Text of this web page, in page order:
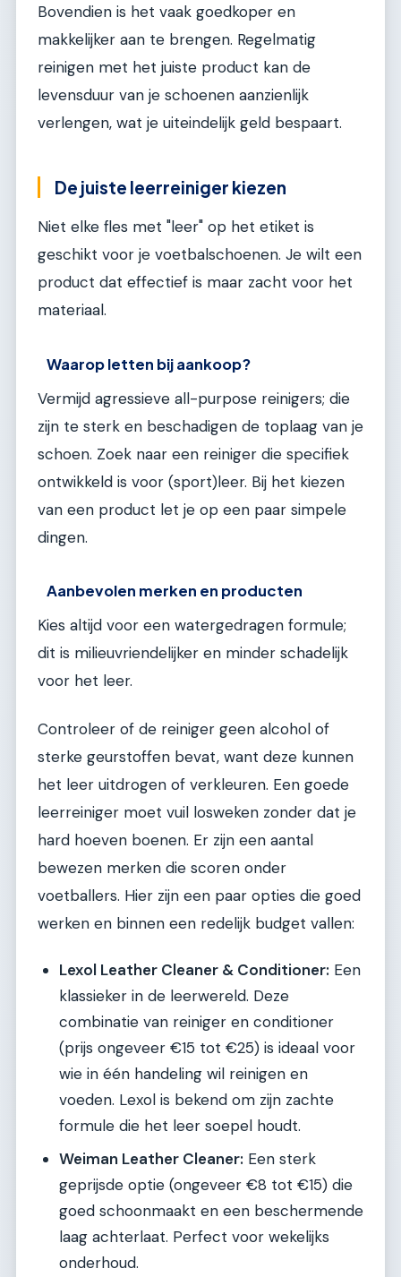
Bovendien is het vaak goedkoper en
makkelijker aan te brengen. Regelmatig
reinigen met het juiste product kan de
levensduur van je schoenen aanzienlijk
verlengen, wat je uiteindelijk geld bespaart.
De juiste leerreiniger kiezen
Niet elke fles met "leer" op het etiket is
geschikt voor je voetbalschoenen. Je wilt een
product dat effectief is maar zacht voor het
materiaal.
Waarop letten bij aankoop?
Vermijd agressieve all-purpose reinigers; die
zijn te sterk en beschadigen de toplaag van je
schoen. Zoek naar een reiniger die specifiek
ontwikkeld is voor (sport)leer. Bij het kiezen
van een product let je op een paar simpele
dingen.
Aanbevolen merken en producten
Kies altijd voor een watergedragen formule;
dit is milieuvriendelijker en minder schadelijk
voor het leer.
Controleer of de reiniger geen alcohol of
sterke geurstoffen bevat, want deze kunnen
het leer uitdrogen of verkleuren. Een goede
leerreiniger moet vuil losweken zonder dat je
hard hoeven boenen. Er zijn een aantal
bewezen merken die scoren onder
voetballers. Hier zijn een paar opties die goed
werken en binnen een redelijk budget vallen:
Lexol Leather Cleaner & Conditioner: Een
klassieker in de leerwereld. Deze
combinatie van reiniger en conditioner
(prijs ongeveer €15 tot €25) is ideaal voor
wie in één handeling wil reinigen en
voeden. Lexol is bekend om zijn zachte
formule die het leer soepel houdt.
Weiman Leather Cleaner: Een sterk
geprijsde optie (ongeveer €8 tot €15) die
goed schoonmaakt en een beschermende
laag achterlaat. Perfect voor wekelijks
onderhoud.